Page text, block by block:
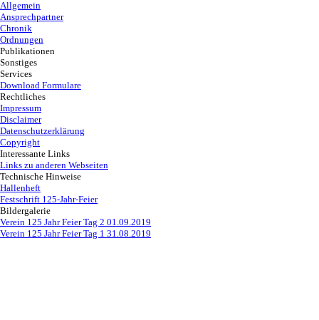
Allgemein
Ansprechpartner
Chronik
Ordnungen
Publikationen
Sonstiges
Services
Download Formulare
Rechtliches
Impressum
Disclaimer
Datenschutzerklärung
Copyright
Interessante Links
Links zu anderen Webseiten
Technische Hinweise
Hallenheft
Festschrift 125-Jahr-Feier
Bildergalerie
Verein 125 Jahr Feier Tag 2 01.09.2019
Verein 125 Jahr Feier Tag 1 31.08.2019
Zurück zum Seiteninhalt